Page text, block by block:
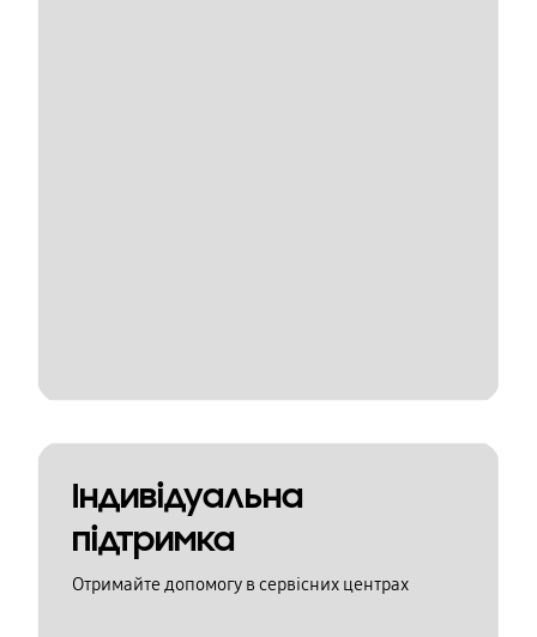
Індивідуальна
підтримка
Отримайте допомогу в сервісних центрах